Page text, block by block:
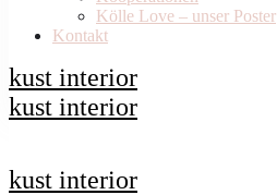
Kölle Love – unser Poster
Kontakt
kust interior
kust interior
kust interior